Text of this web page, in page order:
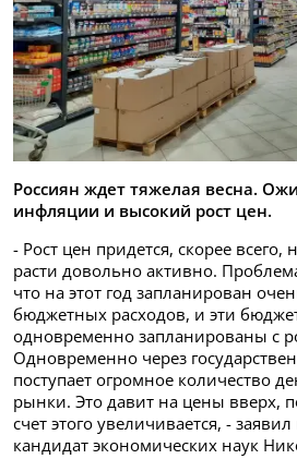
Россиян ждет тяжелая весна.
инфляции и высокий рост цен.
- Рост цен придется, скорее всего,
расти довольно активно.
что на этот год запланирован
бюджетных расходов, и эти
одновременно запланированы с
Одновременно через
поступает огромное количество
рынки. Это давит на цены вверх,
счет этого увеличивается, -
кандидат экономических наук